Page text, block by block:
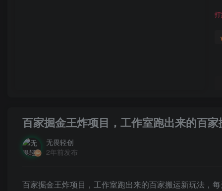
百家掘金王炸项目，工作室跑出来的百
无畏轻创
2年前发布
百家掘金王炸项目，工作室跑出来的百家搬运新玩法，